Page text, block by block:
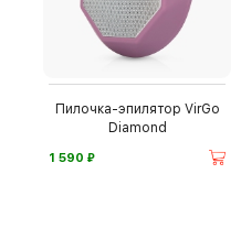
Пилочка-эпилятор VirGo
Diamond
1 590 ⃏